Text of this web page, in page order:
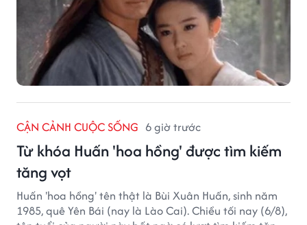
CẬN CẢNH CUỘC SỐNG 6 giờ trước
Từ khóa Huấn 'hoa hồng' được tìm kiếm
tăng vọt
Huấn 'hoa hồng' tên thật là Bùi Xuân Huấn, sinh năm
1985, quê Yên Bái (nay là Lào Cai). Chiều tối nay (6/8),